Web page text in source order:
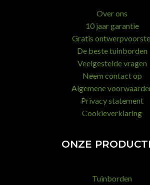
Over ons
10 jaar garantie
Gratis
De beste tuinborden
Veelgestelde vragen
Neem contact op
Algemene
Privacy statement
Cookieverklaring
ONZE
Tuinborden